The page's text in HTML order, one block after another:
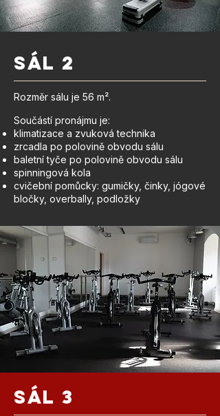
sál 2
Rozměr sálu je 56 m².
Součástí pronájmu je:
klimatizace a zvuková technika
zrcadla po polovině obvodu sálu
baletní tyče po polovině obvodu sálu
spinningová kola
cvičební pomůcky: gumičky, činky, jógové
bločky, overbally, podložky
SÁL 3